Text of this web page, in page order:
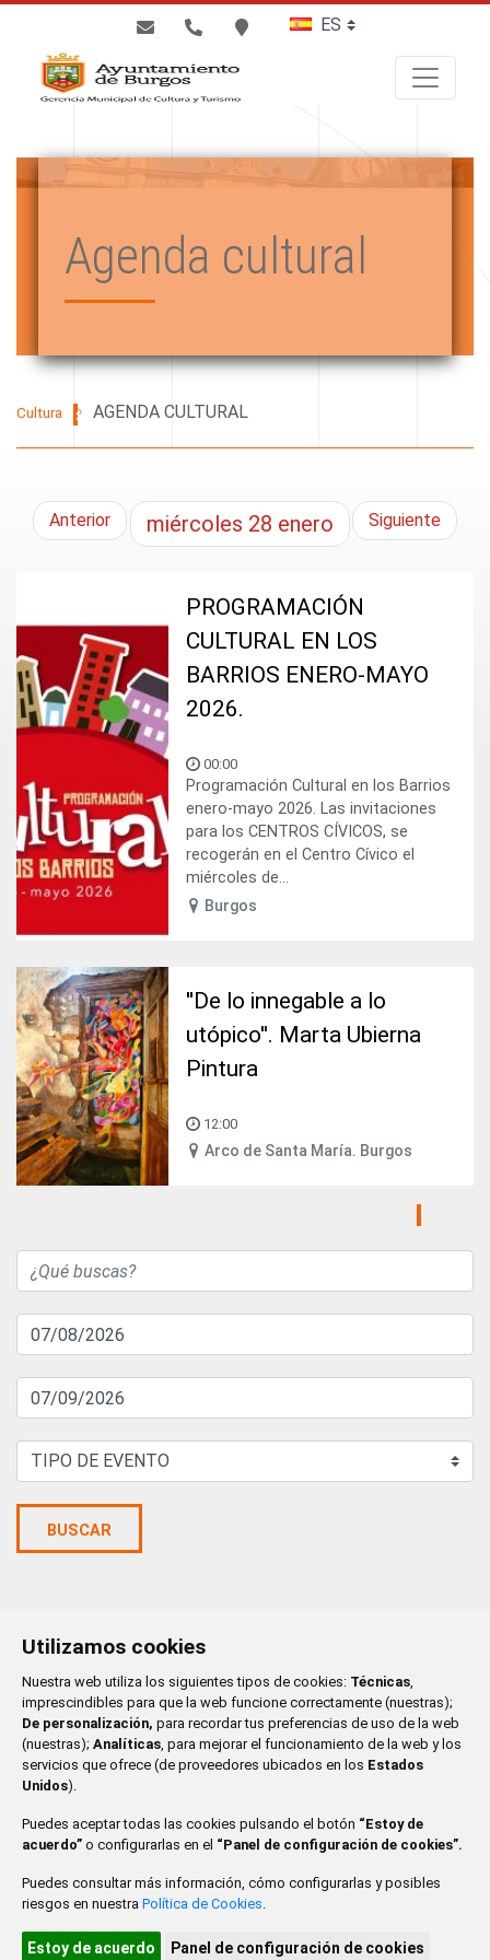
Utilizamos cookies
Nuestra web utiliza los siguientes tipos de cookies: Técnicas,
imprescindibles para que la web funcione correctamente (nuestras);
De personalización, para recordar tus preferencias de uso de la web
(nuestras); Analíticas, para mejorar el funcionamiento de la web y los
servicios que ofrece (de proveedores ubicados en los Estados
Unidos).
Puedes aceptar todas las cookies pulsando el botón “Estoy de
acuerdo” o configurarlas en el “Panel de configuración de cookies”.
Puedes consultar más información, cómo configurarlas y posibles
riesgos en nuestra Política de Cookies.
Estoy de acuerdo Panel de configuración de cookies
Agenda cultural
Cultura AGENDA CULTURAL
Anterior miércoles 28 enero Siguiente
PROGRAMACIÓN
CULTURAL EN LOS
BARRIOS ENERO-MAYO
2026.
00:00
Programación Cultural en los Barrios
enero-mayo 2026. Las invitaciones
para los CENTROS CÍVICOS, se
recogerán en el Centro Cívico el
miércoles de...
Burgos
''De lo innegable a lo
utópico''. Marta Ubierna
Pintura
12:00
Arco de Santa María. Burgos
BUSCAR
ENERO 2026
LU MA MI JU VI SA DO
1 2 3 4
5
12 13 14 15 16 17
19 20 21 23